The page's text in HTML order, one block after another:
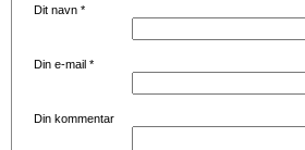
Dit navn *
Din e-mail *
Din kommentar